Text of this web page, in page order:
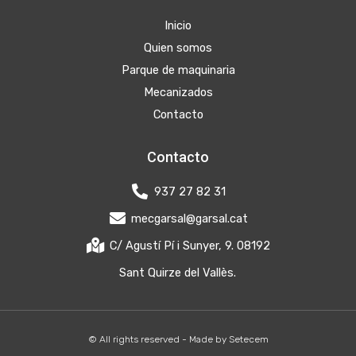
Inicio
Quien somos
Parque de maquinaria
Mecanizados
Contacto
Contacto
937 27 82 31
mecgarsal@garsal.cat
C/ Agustí Pí i Sunyer, 9. 08192
Sant Quirze del Vallès.
© All rights reserved - Made by Setecem